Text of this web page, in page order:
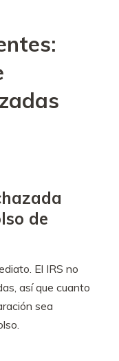
de
El IRS no
así que cuanto
sea